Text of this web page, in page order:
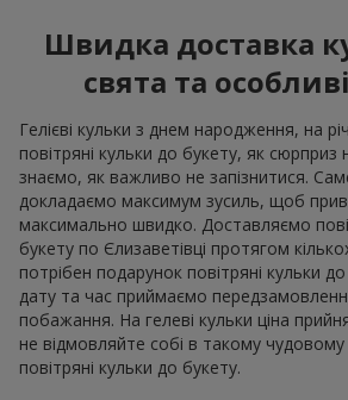
Швидка доставка
свята та
Гелієві кульки з днем народження, на
повітряні кульки до букету, як
знаємо, як важливо не запізнитися.
докладаємо максимум зусиль, щоб
максимально швидко. Доставляємо
букету по Єлизаветівці протягом
потрібен подарунок повітряні кульки
дату та час приймаємо
побажання. На гелеві кульки ціна
не відмовляйте собі в такому
повітряні кульки до букету.